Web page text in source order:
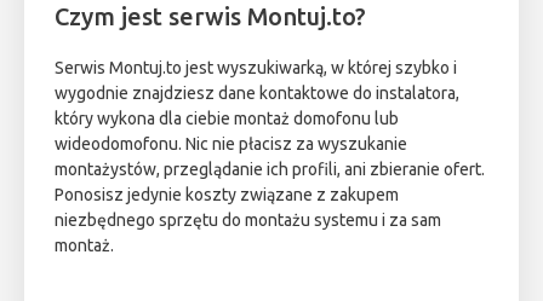
Czym jest serwis Montuj.to?
Serwis Montuj.to jest wyszukiwarką, w której szybko i
wygodnie znajdziesz dane kontaktowe do instalatora,
który wykona dla ciebie montaż domofonu lub
wideodomofonu. Nic nie płacisz za wyszukanie
montażystów, przeglądanie ich profili, ani zbieranie ofert.
Ponosisz jedynie koszty związane z zakupem
niezbędnego sprzętu do montażu systemu i za sam
montaż.